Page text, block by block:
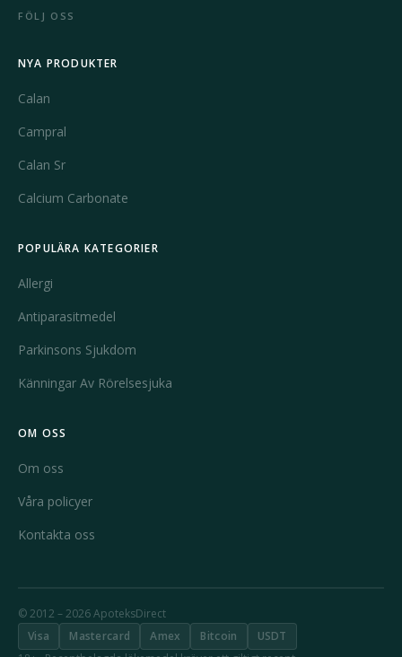
FÖLJ OSS
NYA PRODUKTER
Calan
Campral
Calan Sr
Calcium Carbonate
POPULÄRA KATEGORIER
Allergi
Antiparasitmedel
Parkinsons Sjukdom
Känningar Av Rörelsesjuka
OM OSS
Om oss
Våra policyer
Kontakta oss
© 2012 – 2026 ApoteksDirect
Visa
Mastercard Amex Bitcoin
USDT